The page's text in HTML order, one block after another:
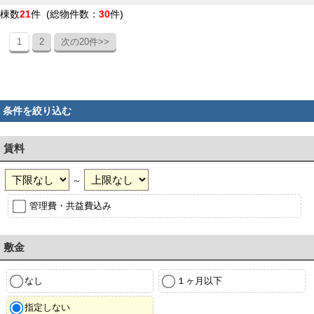
棟数21件 (総物件数： 30件)
1 2 次の20件>>
条件を絞り込む
賃料
～
管理費・共益費込み
敷金
なし １ヶ月以下
指定しない